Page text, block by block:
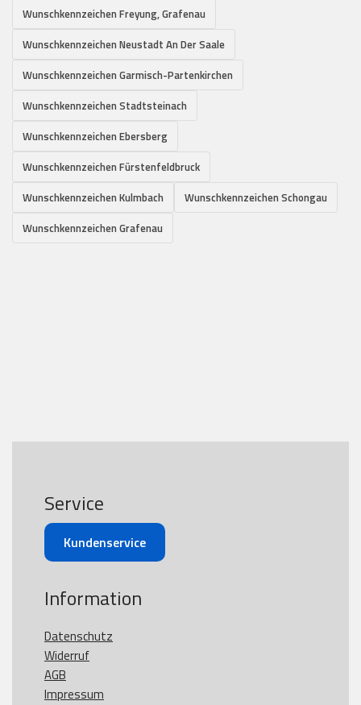
Wunschkennzeichen Freyung, Grafenau
Wunschkennzeichen Neustadt An Der Saale
Wunschkennzeichen Garmisch-Partenkirchen
Wunschkennzeichen Stadtsteinach
Wunschkennzeichen Ebersberg
Wunschkennzeichen Fürstenfeldbruck
Wunschkennzeichen Kulmbach
Wunschkennzeichen Schongau
Wunschkennzeichen Grafenau
Service
Kundenservice
Information
Datenschutz
Widerruf
AGB
Impressum